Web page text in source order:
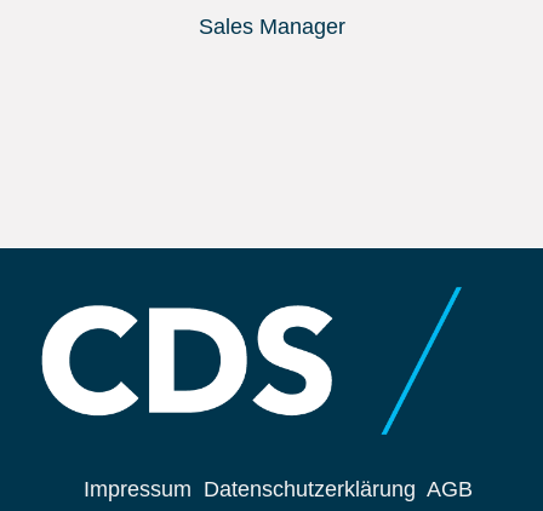
Sales Manager
Impressum Datenschutzerklärung AGB